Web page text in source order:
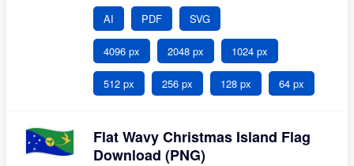
AI PDF SVG
4096 px 2048 px 1024 px
512 px 256 px 128 px 64 px
Flat Wavy Christmas Island Flag
Download (PNG)